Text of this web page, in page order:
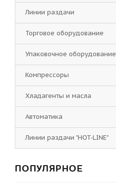
Линии раздачи
Торговое оборудование
Упаковочное оборудование
Компрессоры
Хладагенты и масла
Автоматика
Линии раздачи "HOT-LINE"
ПОПУЛЯРНОЕ